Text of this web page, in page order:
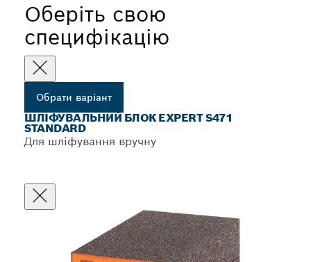
Оберіть свою
специфікацію
Обрати варіант
ШЛІФУВАЛЬНИЙ БЛОК EXPERT S471
STANDARD
Для шліфування вручну